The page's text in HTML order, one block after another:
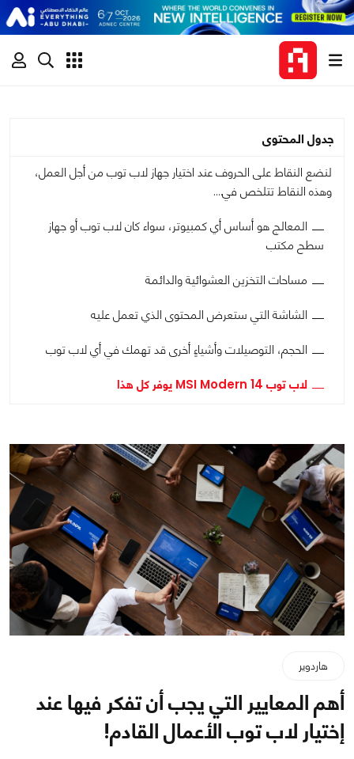
جدول المحتوى
لنضع النقاط على الحروف عند اختيار جهاز لاب توب من أجل العمل،
وهذه النقاط تتلخص في….
المعالج هو أساس أي كمبيوتر، سواء كان لاب توب أو جهاز
سطح مكتب
مساحات التخزين العشوائية والدائمة
الشاشة التي ستعرض المحتوى الذي تعمل عليه
الحجم، التوصيلات وأشياءٍ أخرى قد تهمك في أي لاب توب
لاب توب MSI Modern 14 يوفر كل هذا
هاردوير
أهم المعايير التي يجب أن تفكر فيها عند
إختيار لاب توب الأعمال القادم!